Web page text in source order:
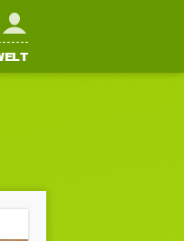
Mein FFH